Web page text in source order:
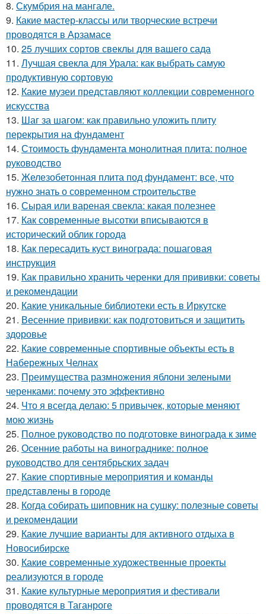
8. Скумбрия на мангале.
9. Какие мастер-классы или творческие встречи
проводятся в Арзамасе
10. 25 лучших сортов свеклы для вашего сада
11. Лучшая свекла для Урала: как выбрать самую
продуктивную сортовую
12. Какие музеи представляют коллекции современного
искусства
13. Шаг за шагом: как правильно уложить плиту
перекрытия на фундамент
14. Стоимость фундамента монолитная плита: полное
руководство
15. Железобетонная плита под фундамент: все, что
нужно знать о современном строительстве
16. Сырая или вареная свекла: какая полезнее
17. Как современные высотки вписываются в
исторический облик города
18. Как пересадить куст винограда: пошаговая
инструкция
19. Как правильно хранить черенки для прививки: советы
и рекомендации
20. Какие уникальные библиотеки есть в Иркутске
21. Весенние прививки: как подготовиться и защитить
здоровье
22. Какие современные спортивные объекты есть в
Набережных Челнах
23. Преимущества размножения яблони зелеными
черенками: почему это эффективно
24. Что я всегда делаю: 5 привычек, которые меняют
мою жизнь
25. Полное руководство по подготовке винограда к зиме
26. Осенние работы на винограднике: полное
руководство для сентябрьских задач
27. Какие спортивные мероприятия и команды
представлены в городе
28. Когда собирать шиповник на сушку: полезные советы
и рекомендации
29. Какие лучшие варианты для активного отдыха в
Новосибирске
30. Какие современные художественные проекты
реализуются в городе
31. Какие культурные мероприятия и фестивали
проводятся в Таганроге